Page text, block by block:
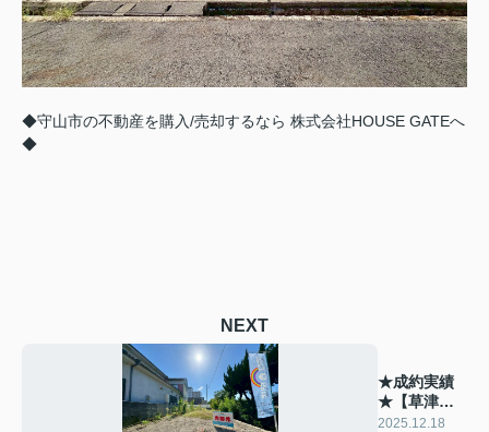
◆守山市の不動産を購入/売却するなら 株式会社HOUSE GATEへ
◆
NEXT
★成約実績
★【草津市
草津3丁目
2025.12.18